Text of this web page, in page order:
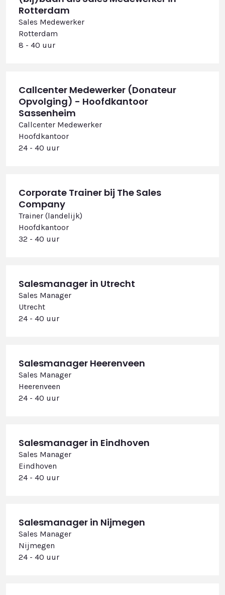
Rotterdam
Sales Medewerker
Rotterdam
8 - 40 uur
Callcenter Medewerker (Donateur
Opvolging) - Hoofdkantoor
Sassenheim
Callcenter Medewerker
Hoofdkantoor
24 - 40 uur
Corporate Trainer bij The Sales
Company
Trainer (landelijk)
Hoofdkantoor
32 - 40 uur
Salesmanager in Utrecht
Sales Manager
Utrecht
24 - 40 uur
Salesmanager Heerenveen
Sales Manager
Heerenveen
24 - 40 uur
Salesmanager in Eindhoven
Sales Manager
Eindhoven
24 - 40 uur
Salesmanager in Nijmegen
Sales Manager
Nijmegen
24 - 40 uur